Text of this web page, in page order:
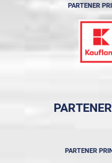
PARTENER
PARTENER